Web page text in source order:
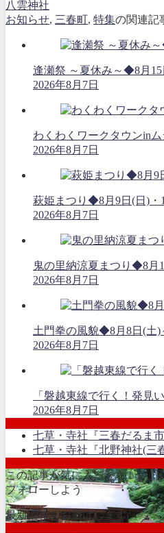
八雲神社
お知らせ, 三春町, 特集の関連記
逢瀬祭 ～夏休み～◆8月15
2026年8月7日
わくわくワークタウンin
2026年8月7日
萩姫まつり◆8月9日(日)・
2026年8月7日
鬼の里納涼夏まつり◆8月
2026年8月7日
土門拳の風貌◆8月8日(土)
2026年8月7日
「磐越東線で行く！発見
2026年8月7日
七草・寺社『三春だるま
七草・寺社『北野神社(三
この記事が気に入ったら
フォローしよう
最新情報をお届けします